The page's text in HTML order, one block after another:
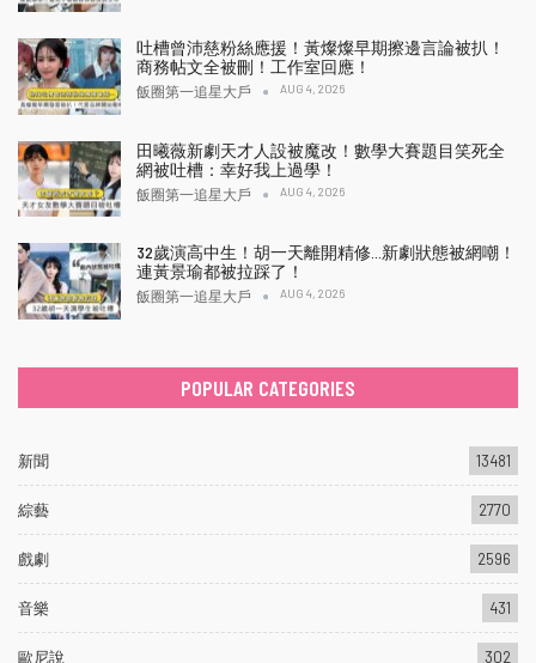
吐槽曾沛慈粉絲應援！黃燦燦早期擦邊言論被扒！
商務帖文全被刪！工作室回應！
飯圈第一追星大戶 AUG 4, 2026
田曦薇新劇天才人設被魔改！數學大賽題目笑死全
網被吐槽：幸好我上過學！
飯圈第一追星大戶 AUG 4, 2026
32歲演高中生！胡一天離開精修…新劇狀態被網嘲！
連黃景瑜都被拉踩了！
飯圈第一追星大戶 AUG 4, 2026
POPULAR CATEGORIES
新聞 13481
綜藝 2770
戲劇 2596
音樂 431
歐尼說 302